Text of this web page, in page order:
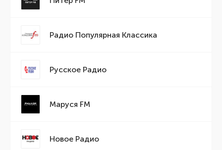
Радио Популярная Классика
Русское Радио
Маруся FM
Новое Радио